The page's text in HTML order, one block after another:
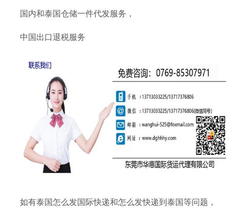
国内和泰国仓储一件代发服务，
中国出口退税服务
如有泰国怎么发国际快递和怎么发快递到泰国等问题，